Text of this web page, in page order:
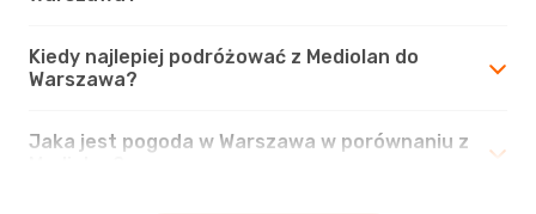
Kiedy najlepiej podróżować z Mediolan do
Warszawa?
Jaka jest pogoda w Warszawa w porównaniu z